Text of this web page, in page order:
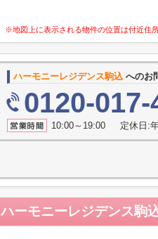
※地図上に表示される物件の位置は付近住
ハーモニーレジデンス駒込 へのお
0120-017-
10:00～19:00 定休日:年
ハーモニーレジデンス駒